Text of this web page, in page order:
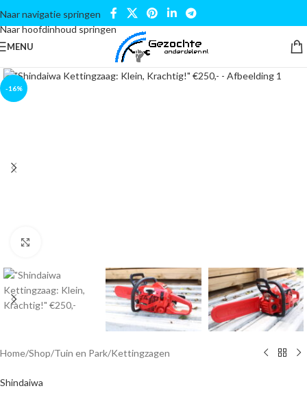
Naar navigatie springen
Naar hoofdinhoud springen
MENU
-16%
Home/Shop/Tuin en Park/Kettingzagen
Shindaiwa